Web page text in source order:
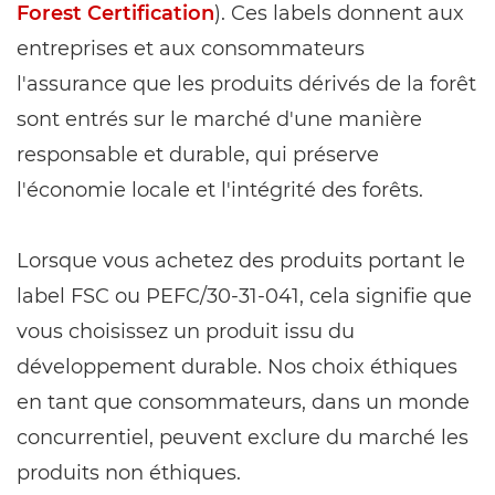
Forest Certification). Ces labels donnent aux
entreprises et aux consommateurs
l'assurance que les produits dérivés de la forêt
sont entrés sur le marché d'une manière
responsable et durable, qui préserve
l'économie locale et l'intégrité des forêts.
Lorsque vous achetez des produits portant le
label FSC ou PEFC/30-31-041, cela signifie que
vous choisissez un produit issu du
développement durable. Nos choix éthiques
en tant que consommateurs, dans un monde
concurrentiel, peuvent exclure du marché les
produits non éthiques.